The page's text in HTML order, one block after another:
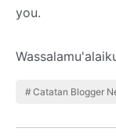
you.
Catatan Blogger